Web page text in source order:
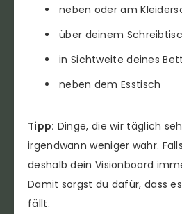
neben oder am
über deinem
in Sichtweite deines
neben dem Esstisch
Tipp: Dinge, die wir täglich
irgendwann weniger wahr.
deshalb dein Visionboard
Damit sorgst du dafür, dass
fällt.